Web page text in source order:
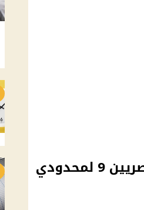
الإسكان تستعد لطرح شقق سكن لكل المصريين 9 لمحدودي